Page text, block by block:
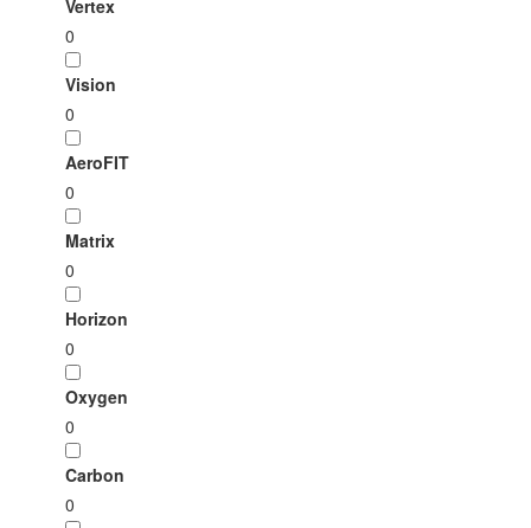
Vertex
0
Vision
0
AeroFIT
0
Matrix
0
Horizon
0
Oxygen
0
Carbon
0